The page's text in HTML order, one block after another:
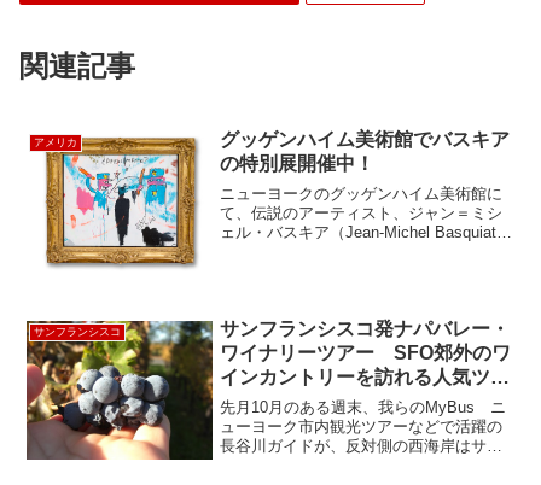
関連記事
アメリカ
グッゲンハイム美術館でバスキア
の特別展開催中！
ニューヨークのグッゲンハイム美術館に
て、伝説のアーティスト、ジャン＝ミシ
ェル・バスキア（Jean-Michel Basquiat）
サンフランシスコ
サンフランシスコ発ナパバレー・
ワイナリーツアー SFO郊外のワ
インカントリーを訪れる人気ツア
ー その①
先月10月のある週末、我らのMyBus ニ
ューヨーク市内観光ツアーなどで活躍の
長谷川ガイドが、反対側の西海岸はサン